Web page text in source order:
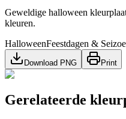
Geweldige halloween
kleuren.
HalloweenFeestdagen &
Download PNG Print
Gerelateerde